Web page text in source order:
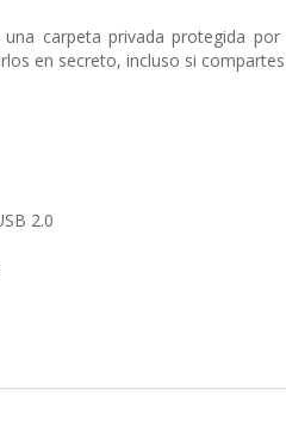
carpeta privada protegida
en secreto, incluso si
2.0